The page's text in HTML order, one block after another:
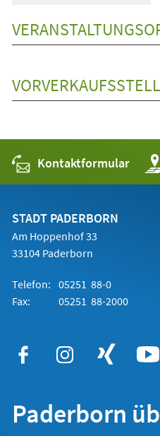
Kontaktformular
in
STADT PADERBORN
Am Hoppenhof 33
33104 Paderborn
Telefon: 05251 88-0
Fax:
05251 88-2000
Paderborn